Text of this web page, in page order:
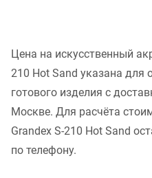
Цена на искусственный
210 Hot Sand указана для
готового изделия с
Москве. Для расчёта
Grandex S-210 Hot Sand
по телефону.